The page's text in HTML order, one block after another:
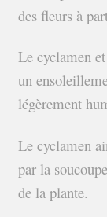
des fleurs à
Le cyclamen
un
légèrement
Le cyclamen
par la
de la plante.